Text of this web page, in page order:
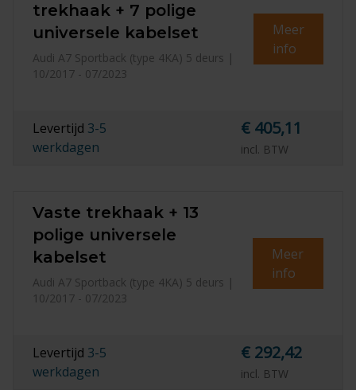
trekhaak + 7 polige
universele kabelset
Audi A7 Sportback (type 4KA) 5 deurs |
10/2017 - 07/2023
Meer
info
Levertijd 3-5
werkdagen
€ 405,11
incl. BTW
Vaste trekhaak + 13
polige universele
kabelset
Audi A7 Sportback (type 4KA) 5 deurs |
10/2017 - 07/2023
Meer
info
Levertijd 3-5
werkdagen
€ 292,42
incl. BTW